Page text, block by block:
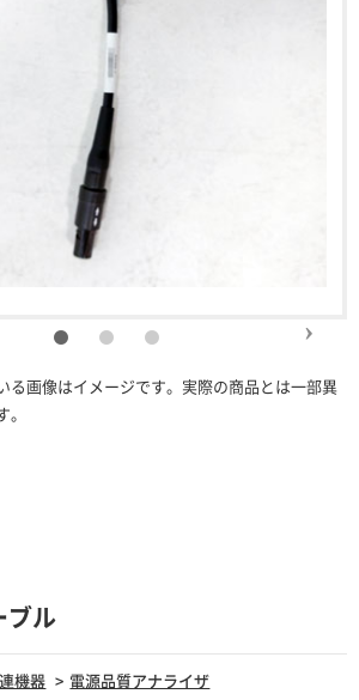
る画像はイメージです。実際の商品とは一部異
。
ブル
機器 電源品質アナライザ